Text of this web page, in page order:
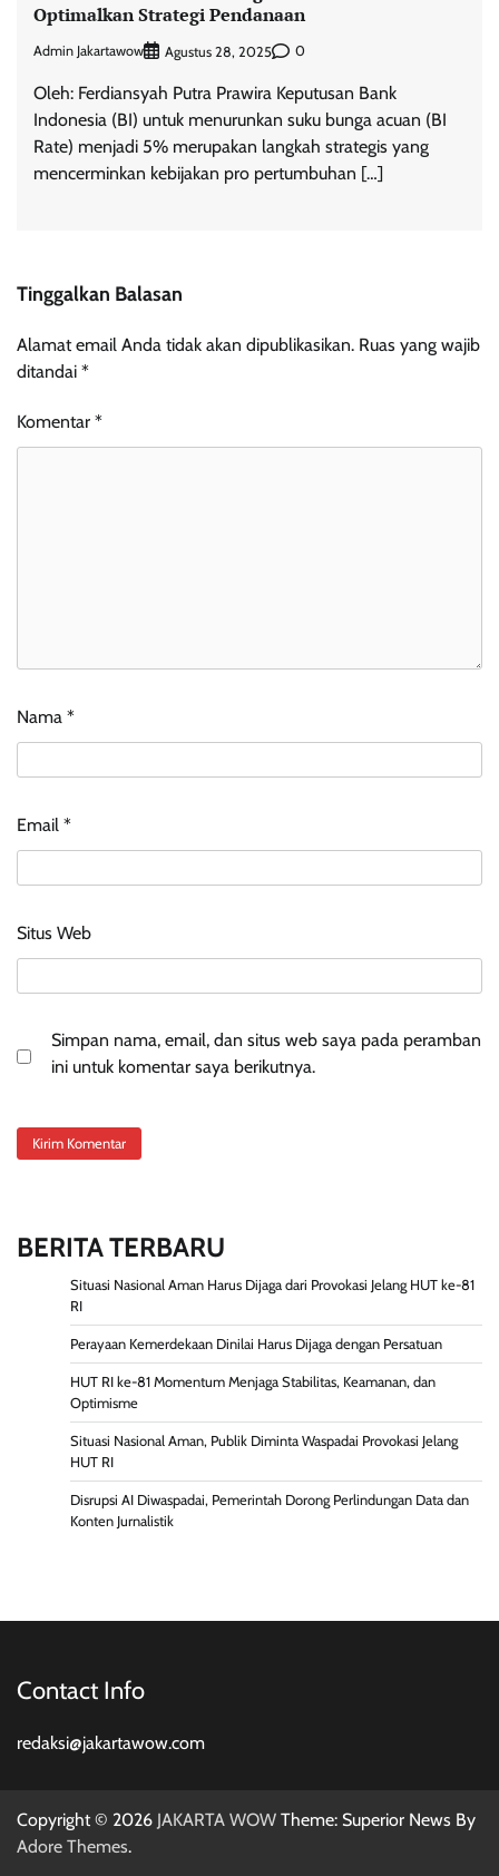
Optimalkan Strategi Pendanaan
Admin Jakartawow Agustus 28, 2025 0
Oleh: Ferdiansyah Putra Prawira Keputusan Bank
Indonesia (BI) untuk menurunkan suku bunga acuan (BI
Rate) menjadi 5% merupakan langkah strategis yang
mencerminkan kebijakan pro pertumbuhan […]
Tinggalkan Balasan
Alamat email Anda tidak akan dipublikasikan. Ruas yang wajib
ditandai *
Komentar *
Nama *
Email *
Situs Web
Simpan nama, email, dan situs web saya pada peramban
ini untuk komentar saya berikutnya.
BERITA TERBARU
Situasi Nasional Aman Harus Dijaga dari Provokasi Jelang HUT ke-81
RI
Perayaan Kemerdekaan Dinilai Harus Dijaga dengan Persatuan
HUT RI ke-81 Momentum Menjaga Stabilitas, Keamanan, dan
Optimisme
Situasi Nasional Aman, Publik Diminta Waspadai Provokasi Jelang
HUT RI
Disrupsi AI Diwaspadai, Pemerintah Dorong Perlindungan Data dan
Konten Jurnalistik
Contact Info
redaksi@jakartawow.com
Copyright © 2026 JAKARTA WOW Theme: Superior News By
Adore Themes.